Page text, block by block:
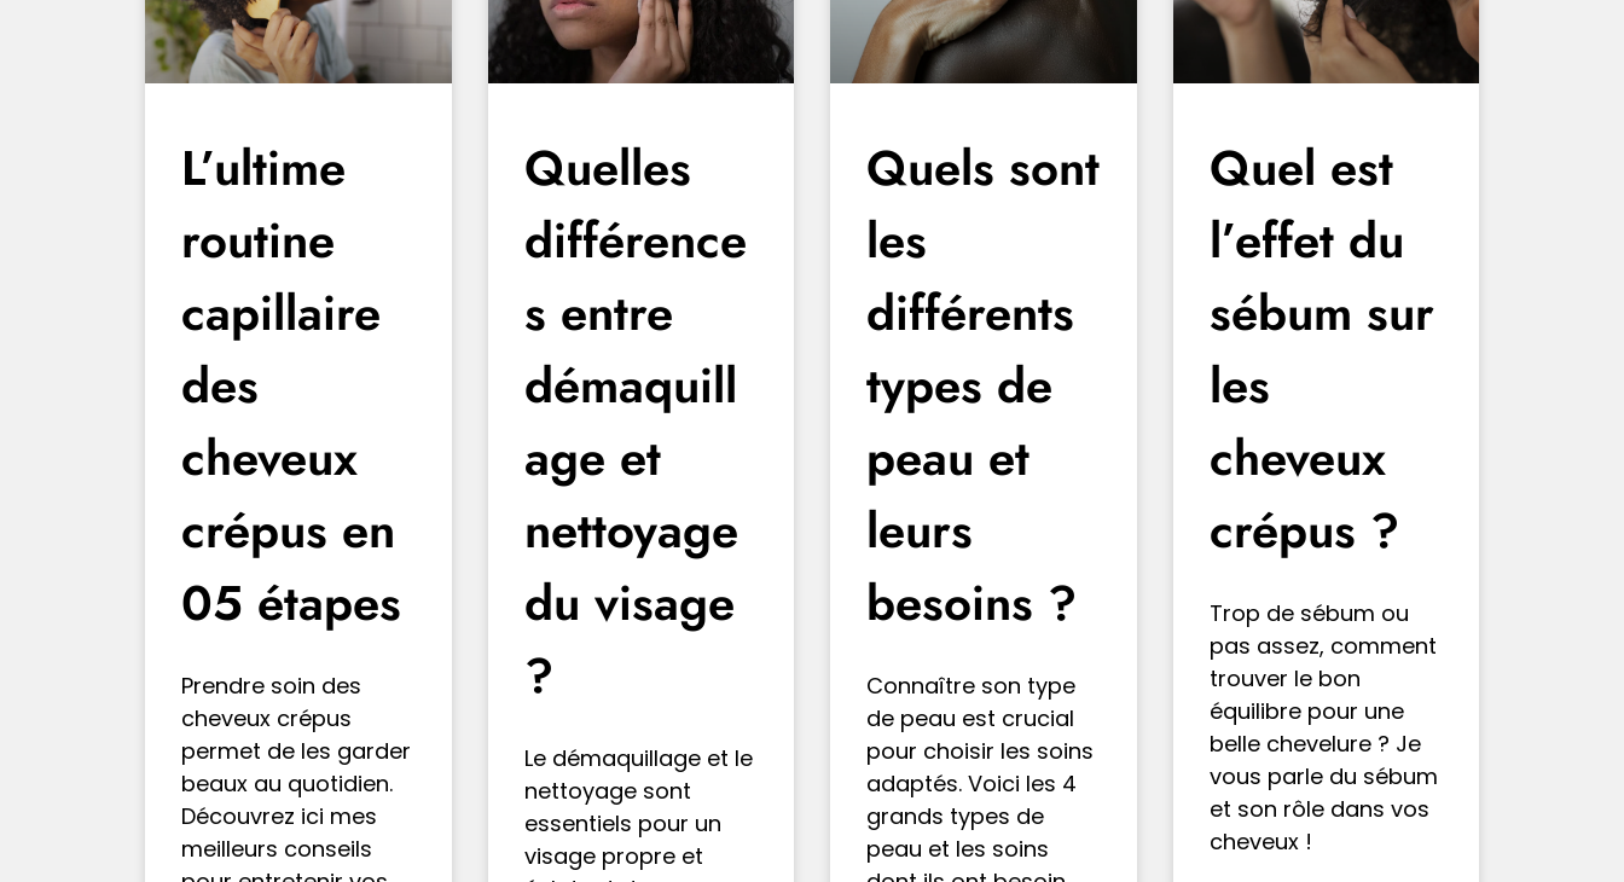
L’ultime
routine
capillaire
des
cheveux
crépus en
05 étapes
Prendre soin des
cheveux crépus
permet de les garder
beaux au quotidien.
Découvrez ici mes
meilleurs conseils
Quelles
différence
s entre
démaquill
age et
nettoyage
du visage
?
Le démaquillage et le
nettoyage sont
essentiels pour un
visage propre et
Quels sont
les
différents
types de
peau et
leurs
besoins ?
Connaître son type
de peau est crucial
pour choisir les soins
adaptés. Voici les 4
grands types de
peau et les soins
Quel est
l’effet du
sébum sur
les
cheveux
crépus ?
Trop de sébum ou
pas assez, comment
trouver le bon
équilibre pour une
belle chevelure ? Je
vous parle du sébum
et son rôle dans vos
cheveux !